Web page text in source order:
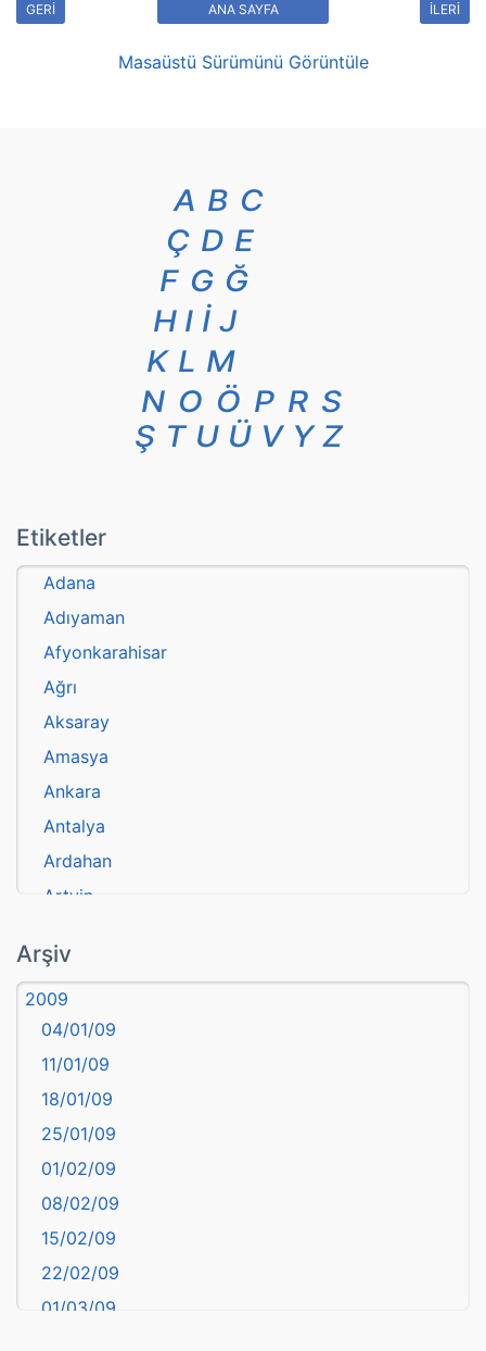
GERİ İLERİ
ANA SAYFA
Masaüstü Sürümünü Görüntüle
A B C
Ç D E
F G Ğ
H I İ J
K L M
N O Ö P R S
Ş T U Ü V Y Z
Etiketler
Adana
Adıyaman
Afyonkarahisar
Ağrı
Aksaray
Amasya
Ankara
Antalya
Ardahan
Artvin
Aydın
Balıkesir
Bartın
başkentler
Batman
Bayburt
Bilecik
Bingöl
Bitlis
Bolu
Burdur
Arşiv
2009
04/01/09
11/01/09
18/01/09
25/01/09
01/02/09
08/02/09
15/02/09
22/02/09
01/03/09